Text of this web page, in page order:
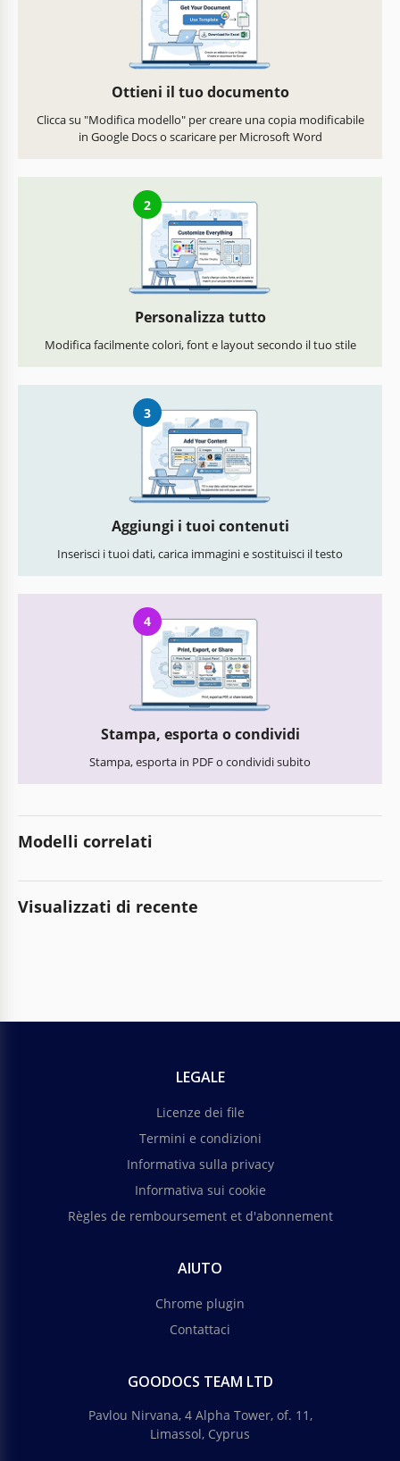
Ottieni il tuo documento
Clicca su "Modifica modello" per creare una copia modificabile
in Google Docs o scaricare per Microsoft Word
2
Personalizza tutto
Modifica facilmente colori, font e layout secondo il tuo stile
3
Aggiungi i tuoi contenuti
Inserisci i tuoi dati, carica immagini e sostituisci il testo
4
Stampa, esporta o condividi
Stampa, esporta in PDF o condividi subito
Modelli correlati
Visualizzati di recente
LEGALE
Licenze dei file
Termini e condizioni
Informativa sulla privacy
Informativa sui cookie
Règles de remboursement et d'abonnement
AIUTO
Chrome plugin
Contattaci
GOODOCS TEAM LTD
Pavlou Nirvana, 4 Alpha Tower, of. 11,
Limassol, Cyprus